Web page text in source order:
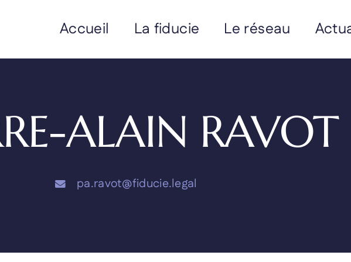
Accueil La fiducie Le réseau
ALAIN RAVOT
pa.ravot@fiducie.legal